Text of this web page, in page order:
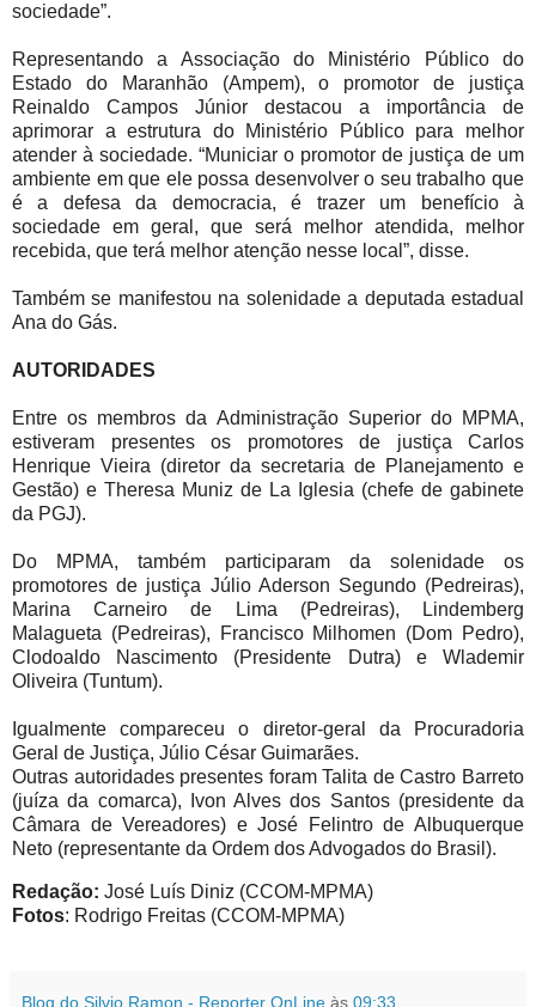
sociedade”.
Representando a Associação do Ministério Público do
Estado do Maranhão (Ampem), o promotor de justiça
Reinaldo Campos Júnior destacou a importância de
aprimorar a estrutura do Ministério Público para melhor
atender à sociedade. “Municiar o promotor de justiça de um
ambiente em que ele possa desenvolver o seu trabalho que
é a defesa da democracia, é trazer um benefício à
sociedade em geral, que será melhor atendida, melhor
recebida, que terá melhor atenção nesse local”, disse.
Também se manifestou na solenidade a deputada estadual
Ana do Gás.
AUTORIDADES
Entre os membros da Administração Superior do MPMA,
estiveram presentes os promotores de justiça Carlos
Henrique Vieira (diretor da secretaria de Planejamento e
Gestão) e Theresa Muniz de La Iglesia (chefe de gabinete
da PGJ).
Do MPMA, também participaram da solenidade os
promotores de justiça Júlio Aderson Segundo (Pedreiras),
Marina Carneiro de Lima (Pedreiras), Lindemberg
Malagueta (Pedreiras), Francisco Milhomen (Dom Pedro),
Clodoaldo Nascimento (Presidente Dutra) e Wlademir
Oliveira (Tuntum).
Igualmente compareceu o diretor-geral da Procuradoria
Geral de Justiça, Júlio César Guimarães.
Outras autoridades presentes foram Talita de Castro Barreto
(juíza da comarca), Ivon Alves dos Santos (presidente da
Câmara de Vereadores) e José Felintro de Albuquerque
Neto (representante da Ordem dos Advogados do Brasil).
Redação: José Luís Diniz (CCOM-MPMA)
Fotos: Rodrigo Freitas (CCOM-MPMA)
Blog do Silvio Ramon - Reporter OnLine às 09:33